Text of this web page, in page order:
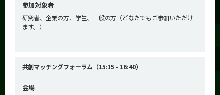
参加対象者
研究者、企業の方、学生、一般の方（どなたでもご参加いただけ
ます。）
共創マッチングフォーラム（15:15 - 16:40）
会場